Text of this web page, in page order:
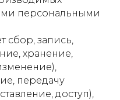
персональными
сбор, запись,
хранение,
передачу
доступ),